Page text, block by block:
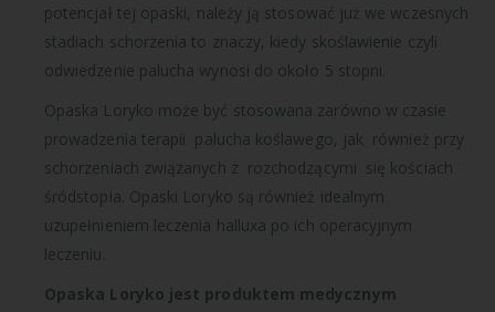
potencjał tej opaski, należy ją stosować już we wczesnych
stadiach schorzenia to znaczy, kiedy skoślawienie czyli
odwiedzenie palucha wynosi do około 5 stopni.
Opaska Loryko może być stosowana zarówno w czasie
prowadzenia terapii palucha koślawego, jak również przy
schorzeniach związanych z rozchodzącymi się kościach
śródstopia. Opaski Loryko są również idealnym
uzupełnieniem leczenia halluxa po ich operacyjnym
leczeniu.
Opaska Loryko jest produktem medycznym